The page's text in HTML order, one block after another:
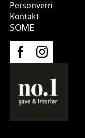
Personvern
Kontakt
SOME